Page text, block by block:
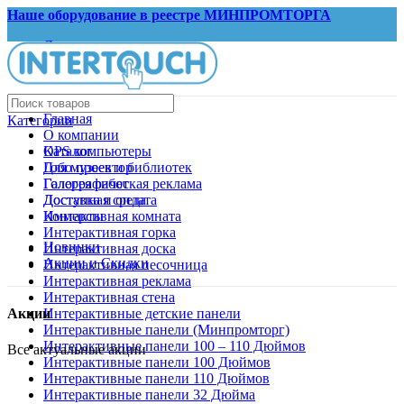
Наше оборудование в реестре МИНПРОМТОРГА
Документы
Запрос КП
Категории
OPS компьютеры
Гобо проектор
Голографическая реклама
Доступная среда
Иммерсивная комната
Интерактивная горка
Интерактивная доска
Интерактивная песочница
Интерактивная реклама
Интерактивная стена
Интерактивные детские панели
Интерактивные панели (Минпромторг)
Интерактивные панели 100 – 110 Дюймов
Интерактивные панели 100 Дюймов
Интерактивные панели 110 Дюймов
Интерактивные панели 32 Дюйма
Главная
О компании
Каталог
Для музеев и библиотек
Галерея работ
Доставка и оплата
Контакты
Новинки
Акции и Скидки
Акции
Все актуальные акции